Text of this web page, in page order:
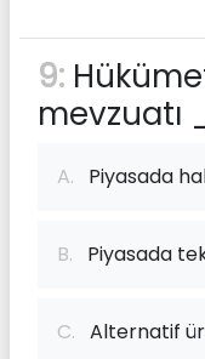
9:
mevzuatı
A. Piyasada
B. Piyasada
C. Alternatif